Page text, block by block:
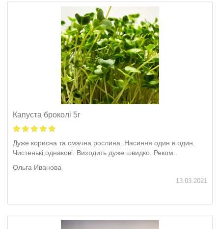
Капуста броколі 5г
Дуже корисна та смачна рослина. Насиння один в один.
Чистенькі,однакові. Виходить дуже швидко. Реком..
Ольга Иванова
13.03.2021